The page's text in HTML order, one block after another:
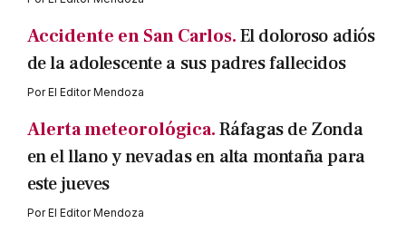
Accidente en San Carlos.El doloroso adiós
de la adolescente a sus padres fallecidos
PorEl Editor Mendoza
Alerta meteorológica.Ráfagas de Zonda
en el llano y nevadas en alta montaña para
este jueves
PorEl Editor Mendoza